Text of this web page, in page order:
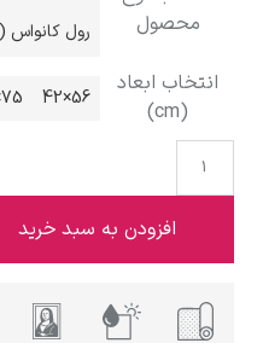
کامی پیسارو
ادوارد هاپر
رول کانواس (⚠️ فقط چاپ)
56×42
100×75
به سبد خرید